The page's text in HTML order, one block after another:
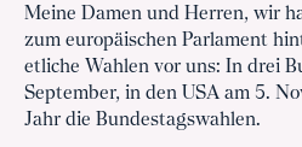
Meine Damen und Herren, wir
zum europäischen Parlament
etliche Wahlen vor uns: In drei
September, in den USA am 5.
Jahr die Bundestagswahlen.